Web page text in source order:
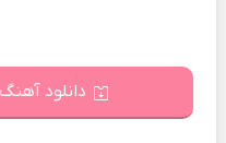
دانلود